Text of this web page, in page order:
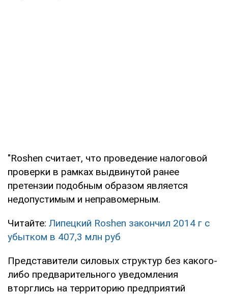
"Roshen считает, что проведение налоговой
проверки в рамках выдвинутой ранее
претензии подобным образом является
недопустимым и неправомерным.
Читайте: Липецкий Roshen закончил 2014 г с
убытком в 407,3 млн руб
Представители силовых структур без какого-
либо предварительного уведомления
вторглись на территорию предприятий